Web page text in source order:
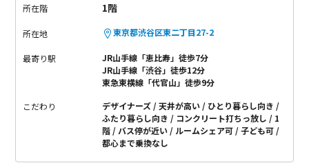
所在階 1階
所在地 東京都渋谷区東二丁目27-2
最寄り駅
JR山手線「恵比寿」徒歩7分
JR山手線「渋谷」徒歩12分
東急東横線「代官山」徒歩9分
こだわり デザイナーズ 天井が高い
ひとり暮らし向き
ふたり暮らし向き
コンクリート打ちっ放し
1
階
バス停が近い ルームシェア可
子ども可
都心まで乗換なし